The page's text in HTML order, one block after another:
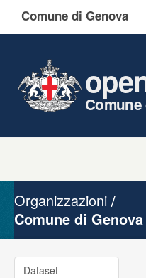
Comune di Genova
Gruppi
Organizzazioni
Comune di
Dataset